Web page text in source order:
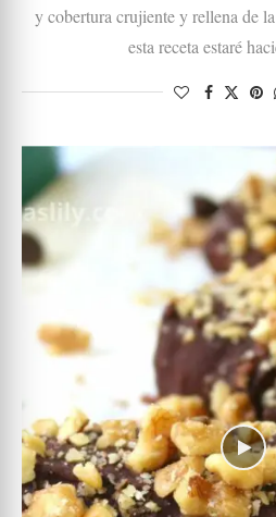
y cobertura crujiente y rellena de
esta receta estaré